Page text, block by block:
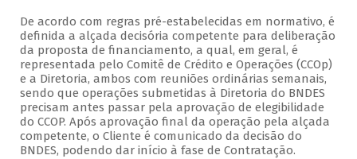
De acordo com regras pré-estabelecidas em normativo, é
definida a alçada decisória competente para deliberação
da proposta de financiamento, a qual, em geral, é
representada pelo Comitê de Crédito e Operações (CCOp)
e a Diretoria, ambos com reuniões ordinárias semanais,
sendo que operações submetidas à Diretoria do BNDES
precisam antes passar pela aprovação de elegibilidade
do CCOP. Após aprovação final da operação pela alçada
competente, o Cliente é comunicado da decisão do
BNDES, podendo dar início à fase de Contratação.